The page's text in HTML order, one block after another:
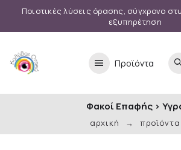
Ποιοτικές λύσεις όρασης, σύγχρονο
εξυπηρέτηση
menu Προϊόντα
Φακοί Επαφής>
αρχική προϊόντα